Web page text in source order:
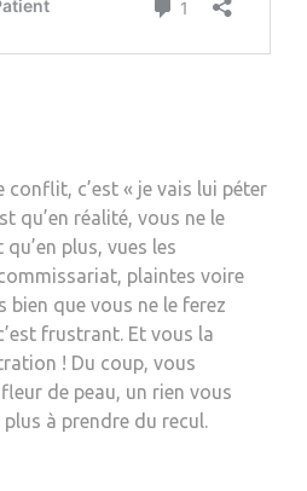
c’est « je vais lui péter
qu’en réalité, vous ne le
plus, vues les
plaintes voire
bien que vous ne le ferez
frustrant. Et vous la
! Du coup, vous
de peau, un rien vous
à prendre du recul.